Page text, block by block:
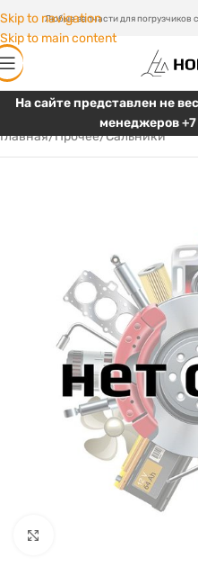
Skip to navigation
Skip to main content
Любые запчасти для погрузчиков
На сайте представлен не
менеджеров
Главная/Прочее/Сальники